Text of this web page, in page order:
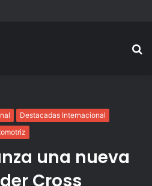
para la gran final del RallyACP
Destacadas Internacional
una nueva
Cross